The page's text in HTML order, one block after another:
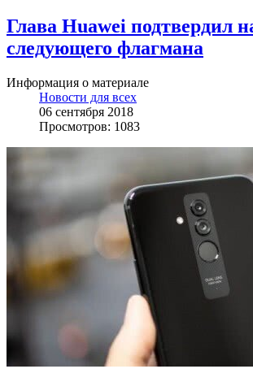
Глава Huawei подтвердил
следующего флагмана
Информация о материале
Новости для всех
06 сентября 2018
Просмотров: 1083